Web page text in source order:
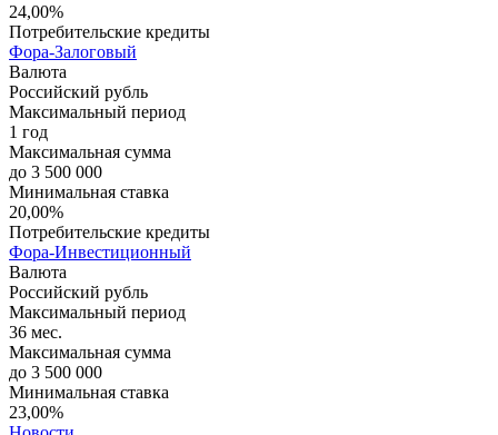
24,00%
Потребительские кредиты
Фора-Залоговый
Валюта
Российский рубль
Максимальный период
1 год
Максимальная сумма
до 3 500 000
Минимальная ставка
20,00%
Потребительские кредиты
Фора-Инвестиционный
Валюта
Российский рубль
Максимальный период
36 мес.
Максимальная сумма
до 3 500 000
Минимальная ставка
23,00%